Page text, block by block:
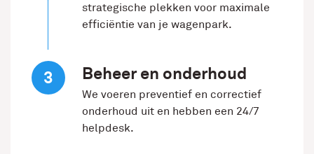
strategische plekken voor maximale
efficiëntie van je wagenpark.
Beheer en onderhoud
We voeren preventief en correctief
onderhoud uit en hebben een 24/7
helpdesk.